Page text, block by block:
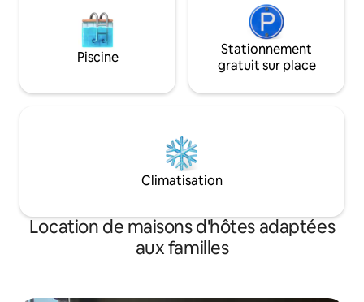
Piscine
Stationnement
gratuit sur place
Climatisation
Location de maisons d'hôtes adaptées
aux familles